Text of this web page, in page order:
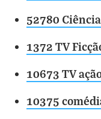
52780
1372 TV
10673 TV
10375